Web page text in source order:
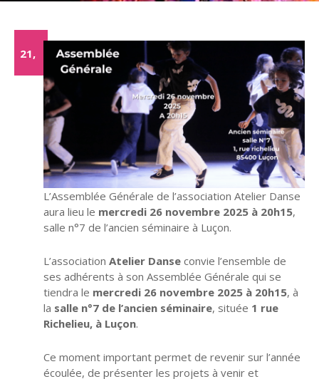
21,
L’Assemblée Générale de l’association Atelier Danse
aura lieu le mercredi 26 novembre 2025 à 20h15,
salle n°7 de l’ancien séminaire à Luçon.
L’association Atelier Danseconvie l’ensemble de
ses adhérents à son Assemblée Générale qui se
tiendra le mercredi 26 novembre 2025 à 20h15, à
la salle n°7 de l’ancien séminaire, située 1 rue
Richelieu, à Luçon.
Ce moment important permet de revenir sur l’année
écoulée, de présenter les projets à venir et